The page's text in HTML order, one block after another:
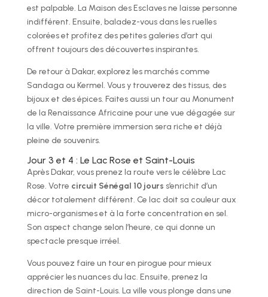
est palpable. La Maison des Esclaves ne laisse personne
indifférent. Ensuite, baladez-vous dans les ruelles
colorées et profitez des petites galeries d’art qui
offrent toujours des découvertes inspirantes.
De retour à Dakar, explorez les marchés comme
Sandaga ou Kermel. Vous y trouverez des tissus, des
bijoux et des épices. Faites aussi un tour au Monument
de la Renaissance Africaine pour une vue dégagée sur
la ville. Votre première immersion sera riche et déjà
pleine de souvenirs.
Jour 3 et 4 : Le Lac Rose et Saint-Louis
Après Dakar, vous prenez la route vers le célèbre Lac
Rose. Votre circuit Sénégal 10 jours s’enrichit d’un
décor totalement différent. Ce lac doit sa couleur aux
micro-organismes et à la forte concentration en sel.
Son aspect change selon l’heure, ce qui donne un
spectacle presque irréel.
Vous pouvez faire un tour en pirogue pour mieux
apprécier les nuances du lac. Ensuite, prenez la
direction de Saint-Louis. La ville vous plonge dans une